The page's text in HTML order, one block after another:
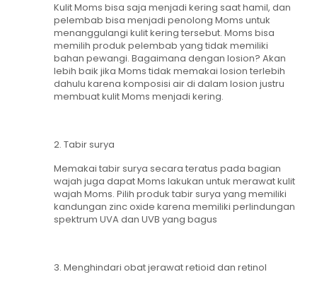
Kulit Moms bisa saja menjadi kering saat hamil, dan
pelembab bisa menjadi penolong Moms untuk
menanggulangi kulit kering tersebut. Moms bisa
memilih produk pelembab yang tidak memiliki
bahan pewangi. Bagaimana dengan losion? Akan
lebih baik jika Moms tidak memakai losion terlebih
dahulu karena komposisi air di dalam losion justru
membuat kulit Moms menjadi kering.
2. Tabir surya
Memakai tabir surya secara teratus pada bagian
wajah juga dapat Moms lakukan untuk merawat kulit
wajah Moms. Pilih produk tabir surya yang memiliki
kandungan zinc oxide karena memiliki perlindungan
spektrum UVA dan UVB yang bagus
3. Menghindari obat jerawat retioid dan retinol